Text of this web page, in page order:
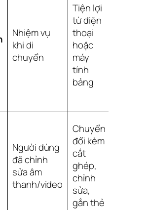
Nhiệm vụ
khi di
chuyển
Tiện lợi
từ điện
thoại
hoặc
máy
tính
bảng
Người dùng
đã chỉnh
sửa âm
thanh/video
Chuyển
đổi kèm
cắt
ghép,
chỉnh
sửa,
gắn thẻ